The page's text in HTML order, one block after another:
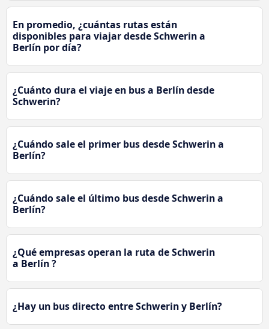
En promedio, ¿cuántas rutas están
disponibles para viajar desde Schwerin a
Berlín por día?
¿Cuánto dura el viaje en bus a Berlín desde
Schwerin?
¿Cuándo sale el primer bus desde Schwerin a
Berlín?
¿Cuándo sale el último bus desde Schwerin a
Berlín?
¿Qué empresas operan la ruta de Schwerin
a Berlín ?
¿Hay un bus directo entre Schwerin y Berlín?